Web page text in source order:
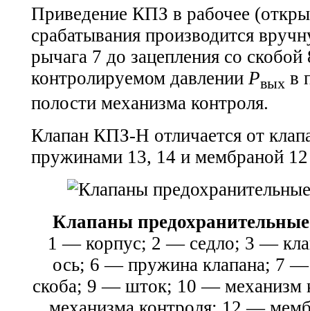
Приведение КПЗ в рабочее
срабатывания производится
рычага 7 до зацепления со
контролируемом давлении Рвых в
полости механизма контроля.
Клапан КПЗ-Н отличается от
пружинами 13, 14 и мембраной 12
Клапаны
1 — корпус; 2 — седло; 3 —
ось; 6 — пружина клапана; 7
скоба; 9 — шток; 10 — механизм